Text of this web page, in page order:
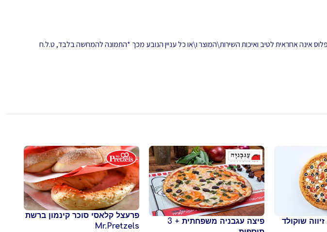
אינה אחראית לטיב ואיכות השירות\המוצר ו\או כל עניין הנובע מכך *התמונה להמחשה בלבד, ט.ל.ח
שוקולד
פיצה עגבניה משפחתית + 3
פרעצל קלאסי סוכר קינמון ברשת
Mr.Pretzels